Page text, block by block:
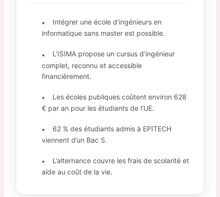
•
Intégrer une école d’ingénieurs en
informatique sans master est possible.
•
L’ISIMA propose un cursus d’ingénieur
complet, reconnu et accessible
financièrement.
•
Les écoles publiques coûtent environ 628
€ par an pour les étudiants de l’UE.
•
62 % des étudiants admis à EPITECH
viennent d’un Bac S.
•
L’alternance couvre les frais de scolarité et
aide au coût de la vie.